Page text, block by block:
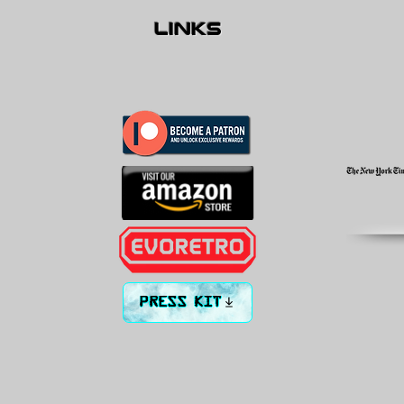
links
PRESS KIT